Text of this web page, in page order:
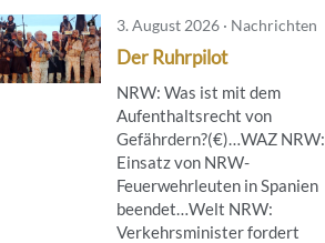
3. August 2026 · Nachrichten
Der Ruhrpilot
NRW: Was ist mit dem
Aufenthaltsrecht von
Gefährdern?(€)…WAZ NRW:
Einsatz von NRW-
Feuerwehrleuten in Spanien
beendet…Welt NRW:
Verkehrsminister fordert